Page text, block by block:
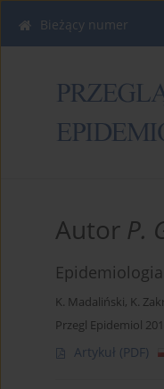
Bieżący numer
Autor P.
K. Madaliński, K.
Przegl Epidemiol
Artykuł (PDF)